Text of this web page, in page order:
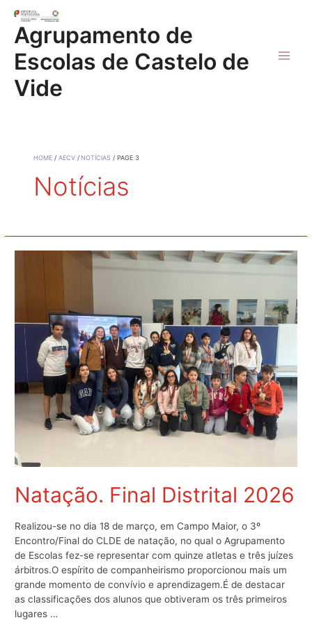
content
Agrupamento de
Escolas de Castelo de
Vide
HOME AECV NOTÍCIAS PAGE 3
Notícias
Natação. Final Distrital 2026
Realizou-se no dia 18 de março, em Campo Maior, o 3º
Encontro/Final do CLDE de natação, no qual o Agrupamento
de Escolas fez-se representar com quinze atletas e três juízes
árbitros.O espírito de companheirismo proporcionou mais um
grande momento de convívio e aprendizagem.É de destacar
as classificações dos alunos que obtiveram os três primeiros
lugares …